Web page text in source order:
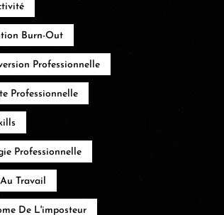
Burn-Out
Professionnelle
Professionnelle
Professionnelle
Travail
De L'imposteur